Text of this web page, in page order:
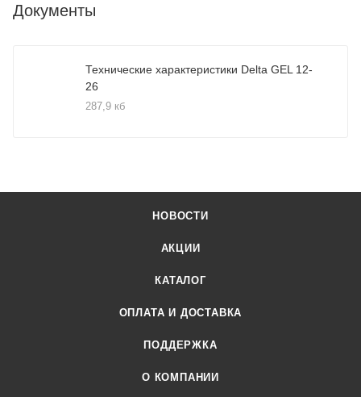
Документы
Технические характеристики Delta GEL 12-
26
287,9 кб
НОВОСТИ
АКЦИИ
КАТАЛОГ
ОПЛАТА И ДОСТАВКА
ПОДДЕРЖКА
О КОМПАНИИ